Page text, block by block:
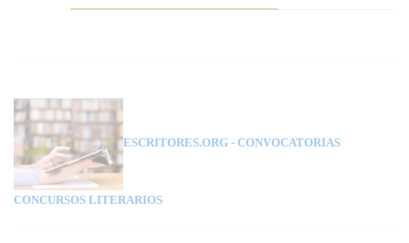
ESCRITORES.ORG - CONVOCATORIAS
CONCURSOS LITERARIOS